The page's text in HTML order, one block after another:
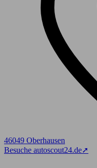
46049 Oberhausen
Besuche autoscout24.de➚